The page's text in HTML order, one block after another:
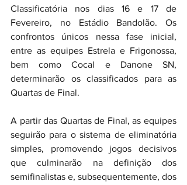
Classificatória nos dias 16 e 17 de
Fevereiro, no Estádio Bandolão. Os
confrontos únicos nessa fase inicial,
entre as equipes Estrela e Frigonossa,
bem como Cocal e Danone SN,
determinarão os classificados para as
Quartas de Final.
A partir das Quartas de Final, as equipes
seguirão para o sistema de eliminatória
simples, promovendo jogos decisivos
que culminarão na definição dos
semifinalistas e, subsequentemente, dos